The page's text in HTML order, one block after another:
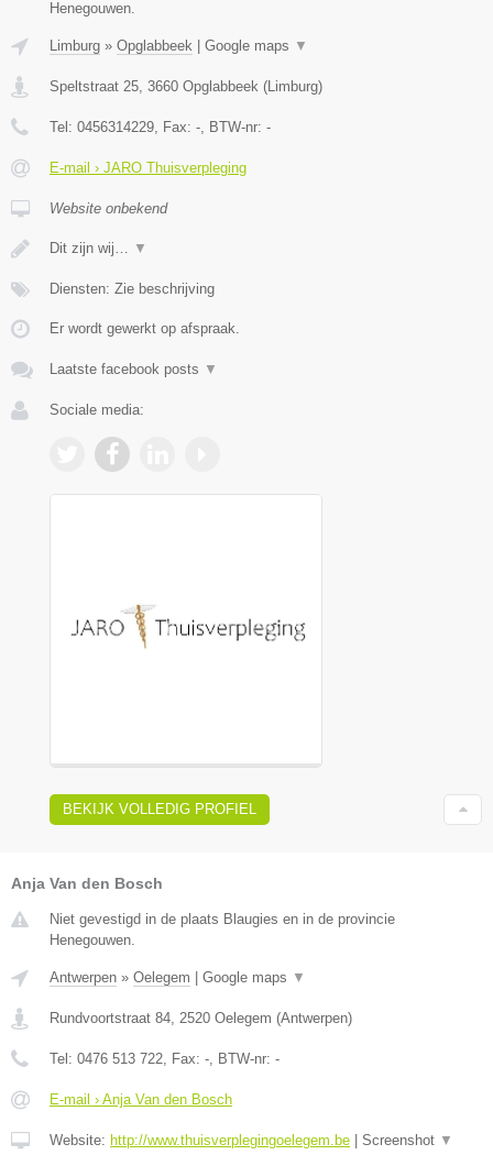
Henegouwen.
Limburg » Opglabbeek | Google maps ▼
Speltstraat 25 3660 Opglabbeek (Limburg)
Tel: 0456314229 , Fax: - , BTW-nr: -
E-mail › JARO Thuisverpleging
Website onbekend
Dit zijn wij… ▼
Diensten: Zie beschrijving
Er wordt gewerkt op afspraak.
Laatste facebook posts ▼
Sociale media:
BEKIJK VOLLEDIG PROFIEL
Anja Van den Bosch
Niet gevestigd in de plaats Blaugies en in de provincie
Henegouwen.
Antwerpen » Oelegem Google maps ▼
Rundvoortstraat 84, 2520 Oelegem (Antwerpen)
Tel: 0476 513 722, Fax: -, BTW-nr: -
E-mail › Anja Van den Bosch
Website: http://www.thuisverplegingoelegem.be Screenshot ▼